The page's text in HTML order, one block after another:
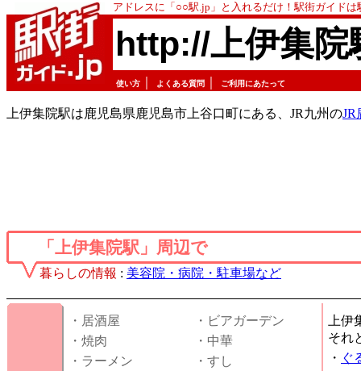
アドレスに「○○駅.jp」と入れるだけ！駅街ガイド
http://上伊集院
使い方 よくある質問 ご利用にあたって
上伊集院駅は鹿児島県鹿児島市上谷口町にある、JR九州のJR
「上伊集院駅」周辺で
暮らしの情報 : 美容院・病院・駐車場など
・居酒屋
・ビアガーデン
・焼肉
・中華
・ラーメン
・すし
上
それ
・ ぐ